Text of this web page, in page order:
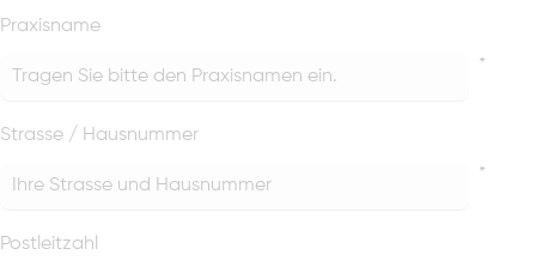
Praxisname
*
Strasse / Hausnummer
*
Postleitzahl